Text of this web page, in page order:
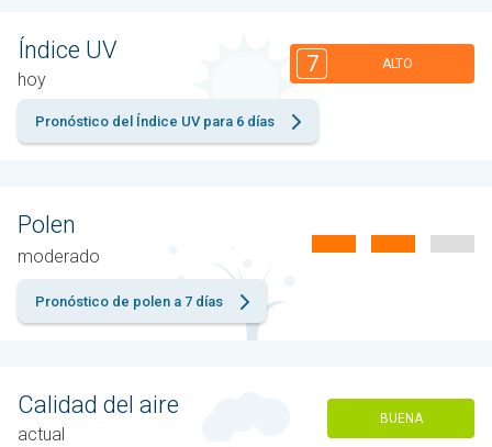
Índice UV
hoy
7 ALTO
Pronóstico del Índice UV para 6 días
Polen
moderado
Pronóstico de polen a 7 días
Calidad del aire
actual
BUENA